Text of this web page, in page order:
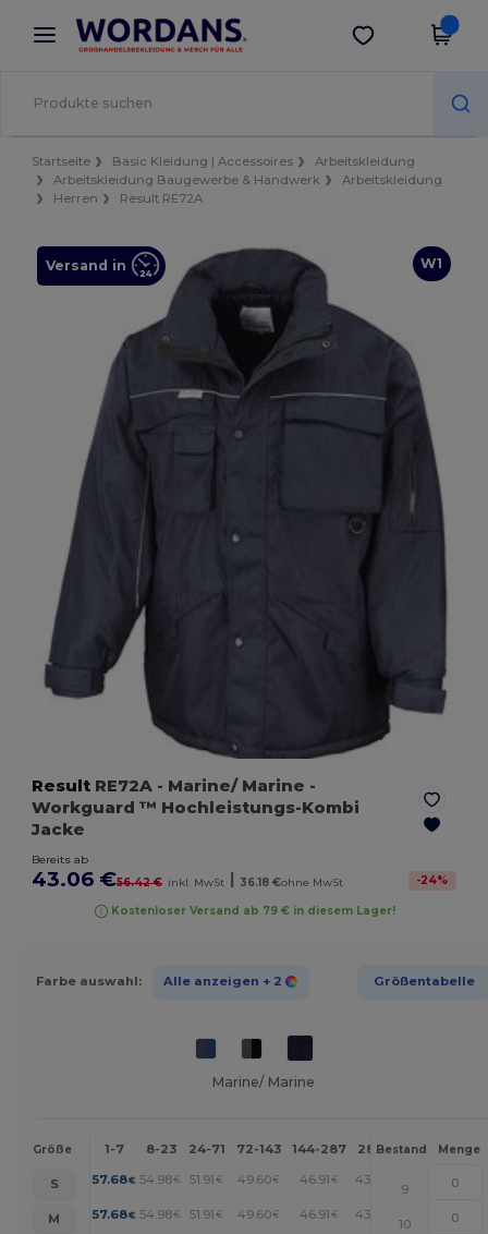
× Wordans App
Bessere Preise in der App!
App holen
Startseite Basic Kleidung | Accessoires
Arbeitskleidung
Arbeitskleidung Baugewerbe & Handwerk
Arbeitskleidung
Herren
Result RE72A
W1
Versand in
Result RE72A - Marine/ Marine -
Workguard ™ Hochleistungs-Kombi
Jacke
Bereits ab
43.06 €56.42 € inkl. MwSt | 36.18 €ohne MwSt -24%
Kostenloser Versand ab 79 € in diesem Lager!
Farbe auswahl: Alle anzeigen + 2 Größentabelle
Marine/ Marine
Größe 1-7 8-23 24-71 72-143 144-287 288 + Mehr
Bestand Menge
S 57.68€ 54.98€ 51.91 € 49.60€ 46.91€ 43.06
9
M
57.68€ 54.98€ 51.91 € 49.60€ 46.91€ 43.06
10